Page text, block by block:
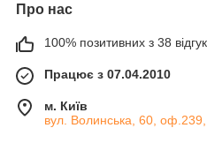
Про нас
100% позитивних з 38
Працює з 07.04.2010
м. Київ
вул. Волинська, 60, оф.239,